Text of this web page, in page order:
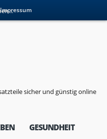
Impressum
GESUNDHEIT